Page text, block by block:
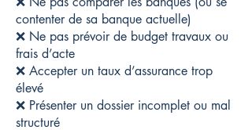
contenter de sa banque actuelle)
❌ Ne pas prévoir de budget travaux ou
frais d’acte
❌ Accepter un taux d’assurance trop
élevé
❌ Présenter un dossier incomplet ou mal
structuré